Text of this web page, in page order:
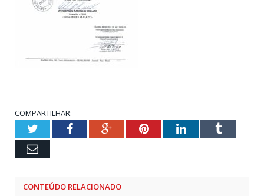
COMPARTILHAR:
TwitterFacebookGoogle+PinterestLinkedInTumblr
Email
CONTEÚDO RELACIONADO